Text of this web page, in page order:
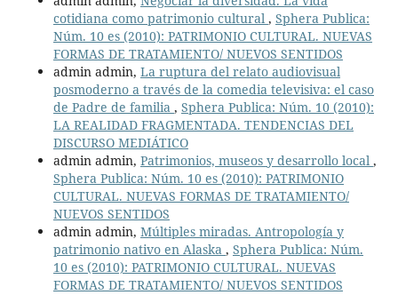
cotidiana como patrimonio cultural , Sphera Publica:
Núm. 10 es (2010): PATRIMONIO CULTURAL. NUEVAS
FORMAS DE TRATAMIENTO/ NUEVOS SENTIDOS
admin admin, La ruptura del relato audiovisual
posmoderno a través de la comedia televisiva: el caso
de Padre de familia , Sphera Publica: Núm. 10 (2010):
LA REALIDAD FRAGMENTADA. TENDENCIAS DEL
DISCURSO MEDIÁTICO
admin admin, Patrimonios, museos y desarrollo local ,
Sphera Publica: Núm. 10 es (2010): PATRIMONIO
CULTURAL. NUEVAS FORMAS DE TRATAMIENTO/
NUEVOS SENTIDOS
admin admin, Múltiples miradas. Antropología y
patrimonio nativo en Alaska , Sphera Publica: Núm.
10 es (2010): PATRIMONIO CULTURAL. NUEVAS
FORMAS DE TRATAMIENTO/ NUEVOS SENTIDOS